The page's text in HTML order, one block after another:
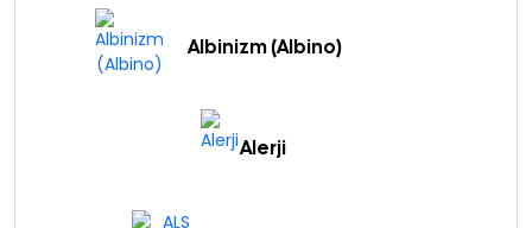
Albinizm (Albino)
Alerji